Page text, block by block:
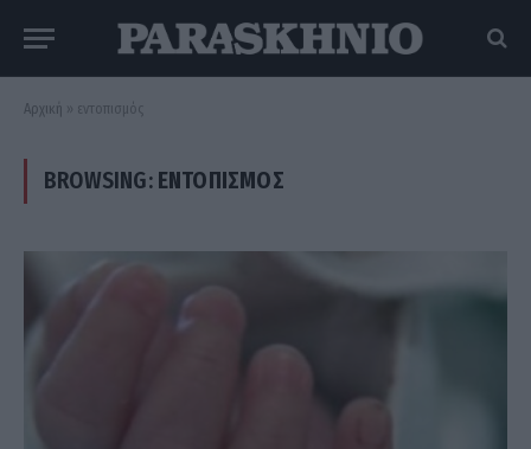
Αρχική » εντοπισμός
BROWSING: ΕΝΤΟΠΙΣΜΌΣ